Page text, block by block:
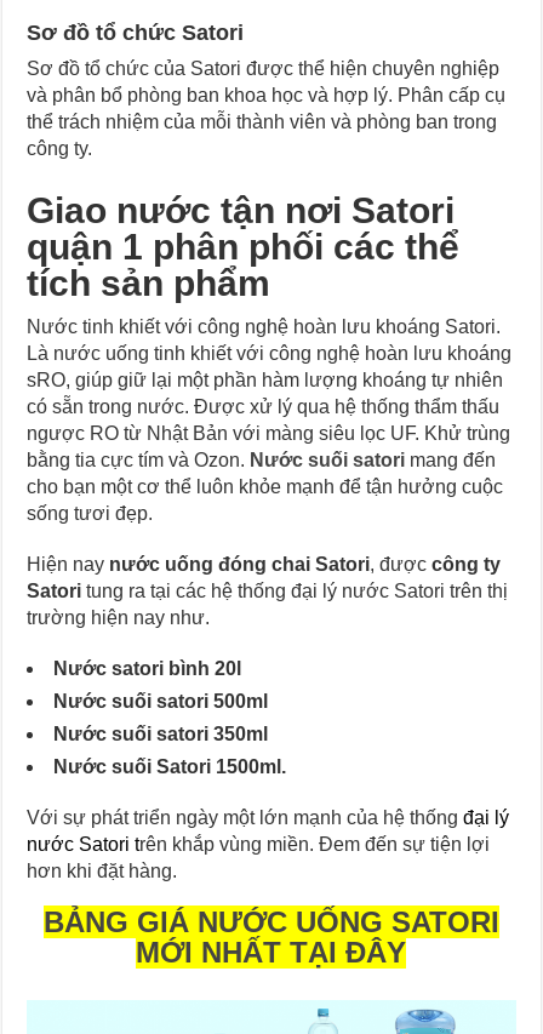
Sơ đồ tổ chức Satori
Sơ đồ tổ chức của Satori được thể hiện chuyên nghiệp
và phân bổ phòng ban khoa học và hợp lý. Phân cấp cụ
thể trách nhiệm của mỗi thành viên và phòng ban trong
công ty.
Giao nước tận nơi Satori
quận 1 phân phối các thể
tích sản phẩm
Nước tinh khiết với công nghệ hoàn lưu khoáng Satori.
Là nước uống tinh khiết với công nghệ hoàn lưu khoáng
sRO, giúp giữ lại một phần hàm lượng khoáng tự nhiên
có sẵn trong nước. Được xử lý qua hệ thống thẩm thấu
ngược RO từ Nhật Bản với màng siêu lọc UF. Khử trùng
bằng tia cực tím và Ozon. Nước suối satori mang đến
cho bạn một cơ thể luôn khỏe mạnh để tận hưởng cuộc
sống tươi đẹp.
Hiện nay nước uống đóng chai Satori, đượccông ty
Satori tung ra tại các hệ thống đại lý nước Satori trên thị
trường hiện nay như.
Nước satori bình 20l
Nước suối satori 500ml
Nước suối satori 350ml
Nước suối Satori 1500ml.
Với sự phát triển ngày một lớn mạnh của hệ thốngđại lý
nước Satori trên khắp vùng miền. Đem đến sự tiện lợi
hơn khi đặt hàng.
BẢNG GIÁ NƯỚC UỐNG SATORI
MỚI NHẤT TẠI ĐÂY